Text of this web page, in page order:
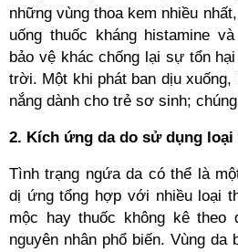
những vùng thoa kem nhiều
uống thuốc kháng histamine
bảo vệ khác chống lại sự tổn
trời. Một khi phát ban dịu
nắng dành cho trẻ sơ sinh;
2. Kích ứng da do sử dụng
Tình trạng ngứa da có thể là
dị ứng tổng hợp với nhiều loại
mộc hay thuốc không kê
nguyên nhân phổ biến. Vùng